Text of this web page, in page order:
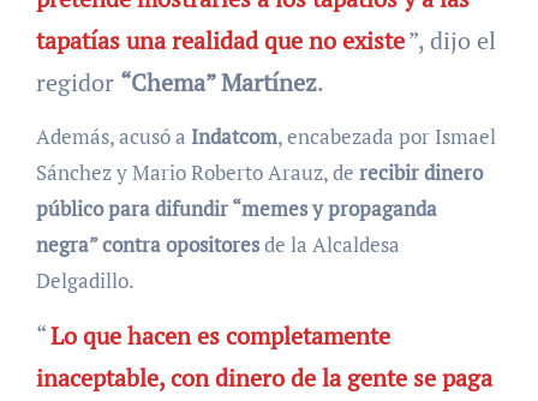
tapatías una realidad que no existe”, dijo el
regidor “Chema” Martínez.
Además, acusó a Indatcom, encabezada por Ismael
Sánchez y Mario Roberto Arauz, de recibir dinero
público para difundir “memes y propaganda
negra” contra opositoresde la Alcaldesa
Delgadillo.
“Lo que hacen es completamente
inaceptable, con dinero de la gente se paga